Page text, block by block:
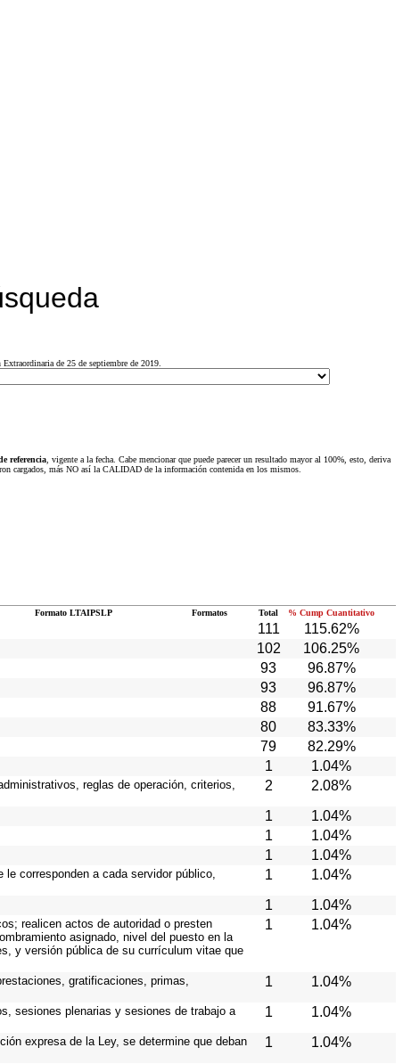
de 25 de septiembre de 2019.
referencia , vigente a la fecha. Cabe mencionar que puede parecer un resultado mayor al 100%, esto, deriva
cargados, más NO así la CALIDAD de la información contenida en los mismos.
Formato LTAIPSLP Formatos Total % Cump Cuantitativo
111 115.62%
102 106.25%
93 96.87%
93 96.87%
88 91.67%
80 83.33%
79 82.29%
1 1.04%
reglas de operación, criterios,
2 2.08%
1 1.04%
1 1.04%
1 1.04%
corresponden a cada servidor público,
1 1.04%
1 1.04%
realicen actos de autoridad o presten
asignado, nivel del puesto en la
y versión pública de su currículum vitae que
1 1.04%
gratificaciones, primas,
1 1.04%
sesiones plenarias y sesiones de trabajo a
1 1.04%
expresa de la Ley, se determine que deban
1 1.04%